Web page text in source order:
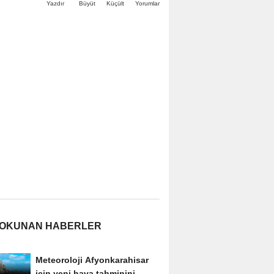
Yazdır Büyüt Küçült Yorumlar
HABERLER
Meteoroloji Afyonkarahisar